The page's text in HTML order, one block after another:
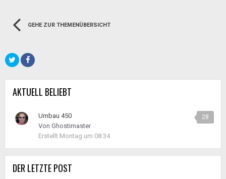
GEHE ZUR THEMENÜBERSICHT
AKTUELL BELIEBT
28
Umbau 450
Von Ghostimaster
Erstellt Montag um 08:34
DER LETZTE POST